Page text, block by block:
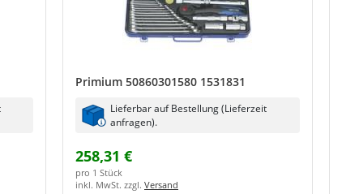
Primium 50860301580 1531831
Lieferbar auf Bestellung (Lieferzeit
anfragen).
258,31 €
pro 1 Stück
inkl. MwSt. zzgl. Versand